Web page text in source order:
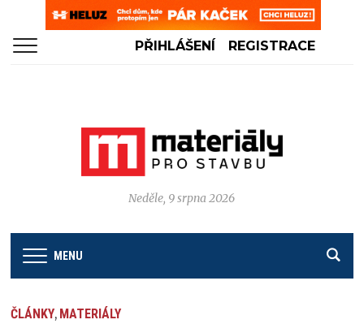
PŘIHLÁŠENÍ REGISTRACE
Neděle, 9 srpna 2026
MENU
ČLÁNKY, MATERIÁLY